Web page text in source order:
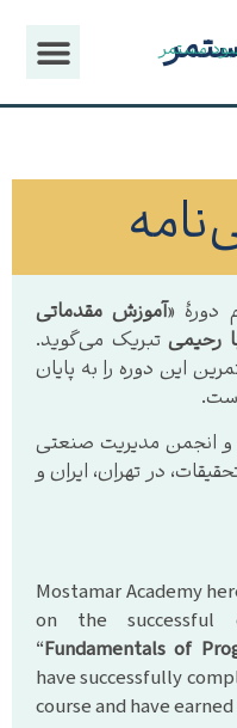
مستمر
دورهٔ «آموزش مقدماتی
رحیمیتبریک می‌گوید.
این دوره را به پایان
انجمن مدیریت صنعتی
در تهران، ایران و
Mostamar Academy
on the successful
“Fundamentals of
have successfully
course and have